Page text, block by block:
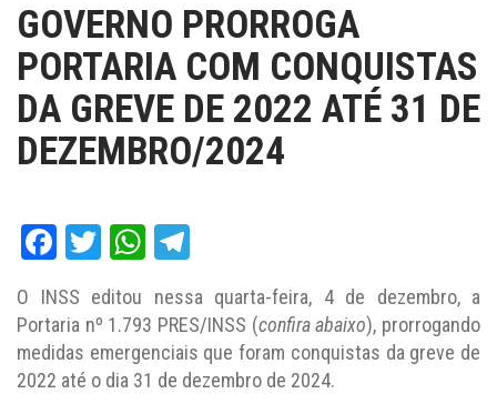
GOVERNO PRORROGA
PORTARIA COM CONQUISTAS
DA GREVE DE 2022 ATÉ 31 DE
DEZEMBRO/2024
Facebook
TwitterWhatsApp
O INSS editou nessa quarta-feira, 4 de dezembro, a
Portaria nº 1.793 PRES/INSS (confira abaixo), prorrogando
medidas emergenciais que foram conquistas da greve de
2022 até o dia 31 de dezembro de 2024.